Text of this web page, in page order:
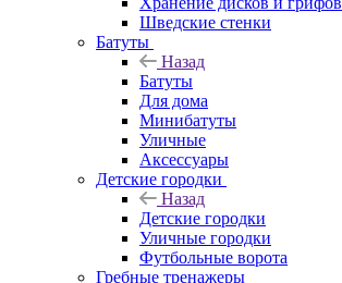
Шведские стенки
Батуты
Назад
Батуты
Для дома
Минибатуты
Уличные
Аксессуары
Детские городки
Назад
Детские городки
Уличные городки
Футбольные ворота
Гребные тренажеры